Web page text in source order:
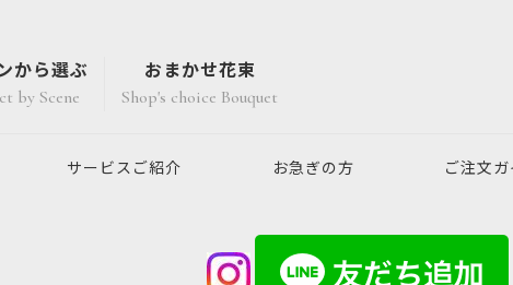
から選ぶ
by Scene
おまかせ花束
Shop's choice Bouquet
サービスご紹介 お急ぎの方 ご注文ガ